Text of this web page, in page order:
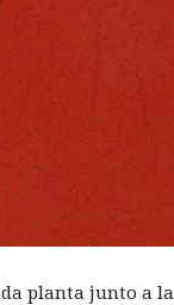
planta junto a la